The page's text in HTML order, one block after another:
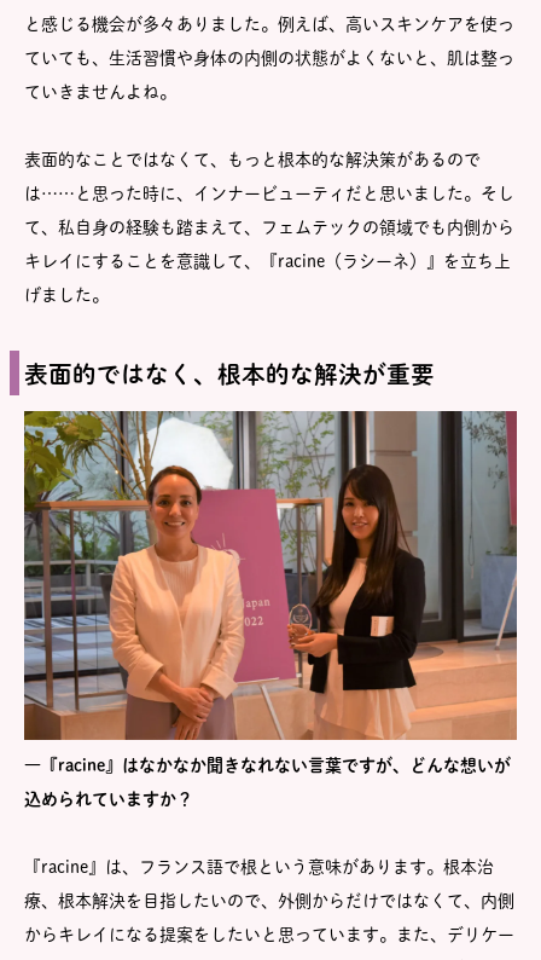
と感じる機会が多々ありました。例えば、高いスキンケアを使っ
ていても、生活習慣や身体の内側の状態がよくないと、肌は整っ
ていきませんよね。
表面的なことではなくて、もっと根本的な解決策があるので
は……と思った時に、インナービューティだと思いました。そし
て、私自身の経験も踏まえて、フェムテックの領域でも内側から
キレイにすることを意識して、『racine（ラシーネ）』を立ち上
げました。
表面的ではなく、根本的な解決が重要
―『racine』はなかなか聞きなれない言葉ですが、どんな想いが
込められていますか？
『racine』は、フランス語で根という意味があります。根本治
療、根本解決を目指したいので、外側からだけではなくて、内側
からキレイになる提案をしたいと思っています。また、デリケー